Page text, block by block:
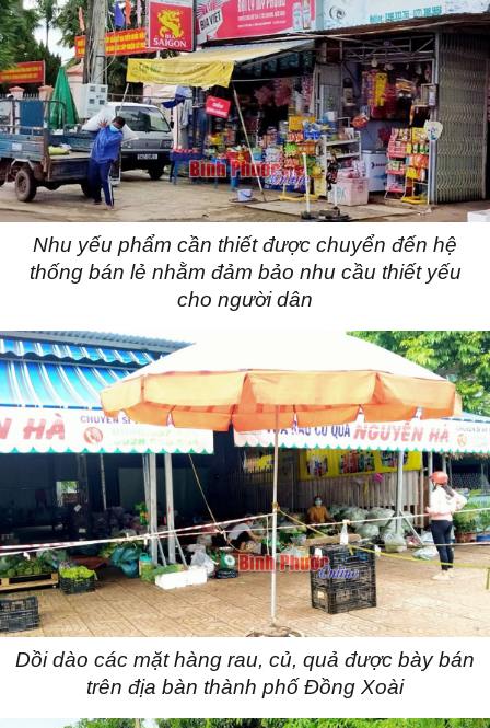
Nhu yếu phẩm cần thiết được chuyển đến hệ
thống bán lẻ nhằm đảm bảo nhu cầu thiết yếu
cho người dân
Dồi dào các mặt hàng rau, củ, quả được bày bán
trên địa bàn thành phố Đồng Xoài